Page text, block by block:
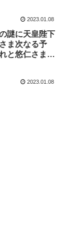
2023.01.08
謎に天皇陛下
ま次なる予
と悠仁さま成
2023.01.08